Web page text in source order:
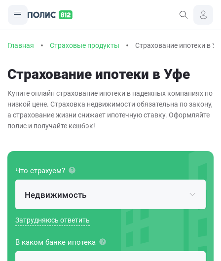
Главная Страховые продукты Страхование ипотеки в
Страхование ипотеки в Уфе
Купите онлайн страхование ипотеки в надежных компаниях по
низкой цене. Страховка недвижимости обязательна по закону,
а страхование жизни снижает ипотечную ставку. Оформляйте
полис и получайте кешбэк!
Что страхуем?
Недвижимость
Затрудняюсь ответить
В каком банке ипотека